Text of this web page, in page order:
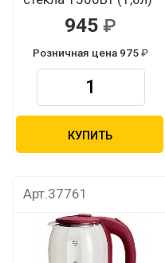
945
Розничная цена 975
КУПИТЬ
Арт.37761